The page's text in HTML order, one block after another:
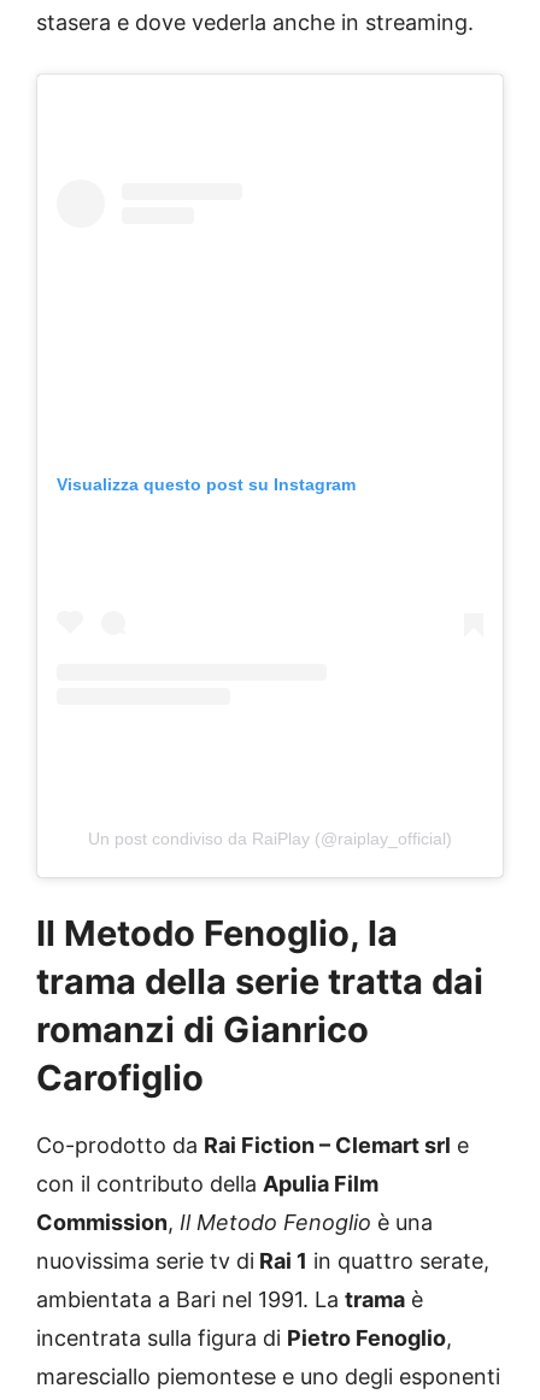
stasera e dove vederla anche in streaming.
Visualizza questo post su Instagram
Un post condiviso da RaiPlay (@raiplay_official)
Il Metodo Fenoglio, la
trama della serie tratta dai
romanzi di Gianrico
Carofiglio
Co-prodotto da Rai Fiction – Clemart srl e
con il contributo della Apulia Film
Commission, Il Metodo Fenoglio è una
nuovissima serie tv di Rai 1 in quattro serate,
ambientata a Bari nel 1991. La trama è
incentrata sulla figura di Pietro Fenoglio,
maresciallo piemontese e uno degli esponenti